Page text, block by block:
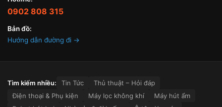
0902 808 315
Bản đồ:
Hướng dẫn đường đi →
Tìm kiếm nhiều: Tin Tức
Thủ thuật – Hỏi đáp
Điện thoại & Phụ kiện
Máy lọc không khí
Máy hút ẩm